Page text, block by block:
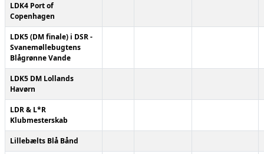
LDK4 Port of
Copenhagen
LDK5 (DM finale) i DSR -
Svanemøllebugtens
Blågrønne Vande
LDK5 DM Lollands
Havørn
LDR & L*R
Klubmesterskab
Lillebælts Blå Bånd